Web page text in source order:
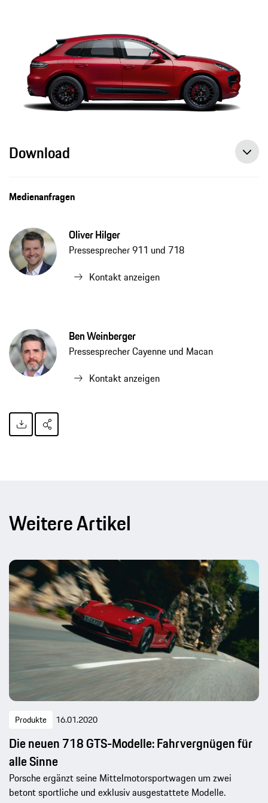
Download
Medienanfragen
Oliver Hilger
Pressesprecher 911 und 718
Kontakt anzeigen
Ben Weinberger
Pressesprecher Cayenne und Macan
Kontakt anzeigen
Weitere Artikel
Produkte 16.01.2020
Die neuen 718 GTS-Modelle: Fahrvergnügen für
alle Sinne
Porsche ergänzt seine Mittelmotorsportwagen um zwei
betont sportliche und exklusiv ausgestattete Modelle.